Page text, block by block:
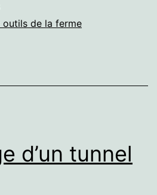
herse
outils de la ferme
d’un tunnel